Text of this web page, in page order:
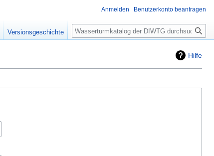
Hilfe
Anmelden Benutzerkonto beantragen
Versionsgeschichte Suche